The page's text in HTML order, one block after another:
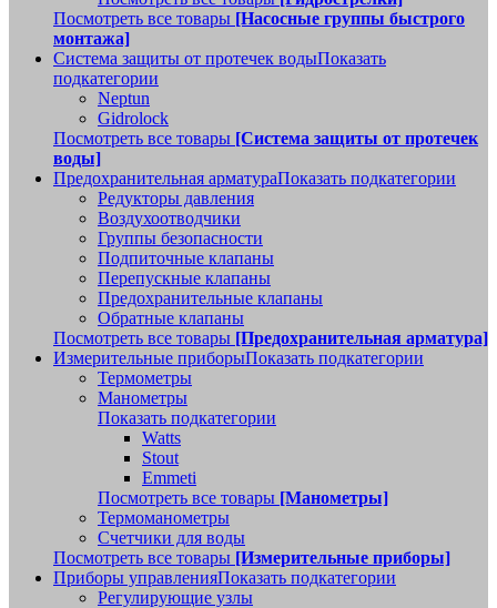
Посмотреть все товары [Насосные группы быстрого
монтажа]
Система защиты от протечек водыПоказать
подкатегории
Neptun
Gidrolock
Посмотреть все товары [Система защиты от протечек
воды]
Предохранительная арматураПоказать подкатегории
Редукторы давления
Воздухоотводчики
Группы безопасности
Подпиточные клапаны
Перепускные клапаны
Предохранительные клапаны
Обратные клапаны
Посмотреть все товары [Предохранительная арматура]
Измерительные приборыПоказать подкатегории
Термометры
Манометры
Показать подкатегории
Watts
Stout
Emmeti
Посмотреть все товары [Манометры]
Термоманометры
Счетчики для воды
Посмотреть все товары [Измерительные приборы]
Приборы управленияПоказать подкатегории
Регулирующие узлы